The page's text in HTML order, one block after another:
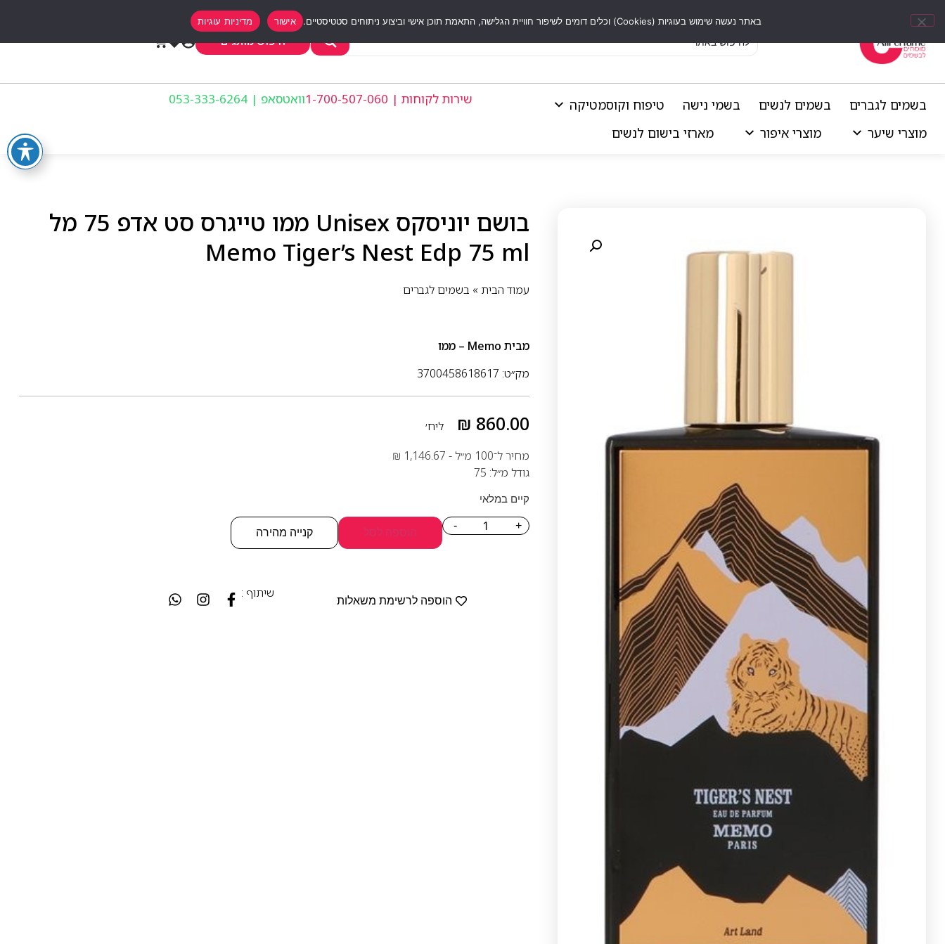
חיפוש מותגים
בשמים לגברים בשמים לנשים בשמי נישה
טיפוח וקוסמטיקה
מוצרי שיער
מוצרי איפור מארזי בישום לנשים
שירות לקוחות | 1-700-507-060 וואטסאפ | 053-333-6264
בושם יוניסקס Unisex ממו טייגרס סט אדפ 75 מל
Memo Tiger’s Nest Edp 75 ml
עמוד הבית » בשמים לגברים
מבית Memo – ממו
מק״ט: 3700458618617
₪ 860.00
ליח׳
מחיר ל־100 מ״ל -
₪ 1,146.67
גודל מ״ל: 75
קיים במלאי
- +
הוספה לסל קנייה מהירה
הוספה לרשימת משאלות
שיתוף :
באתר נעשה שימוש בעוגיות (Cookies) וכלים דומים לשיפור חוויית הגלישה, התאמת תוכן אישי וביצוע ניתוחים סטטיסטיים. אישור מדיניות עוגיות